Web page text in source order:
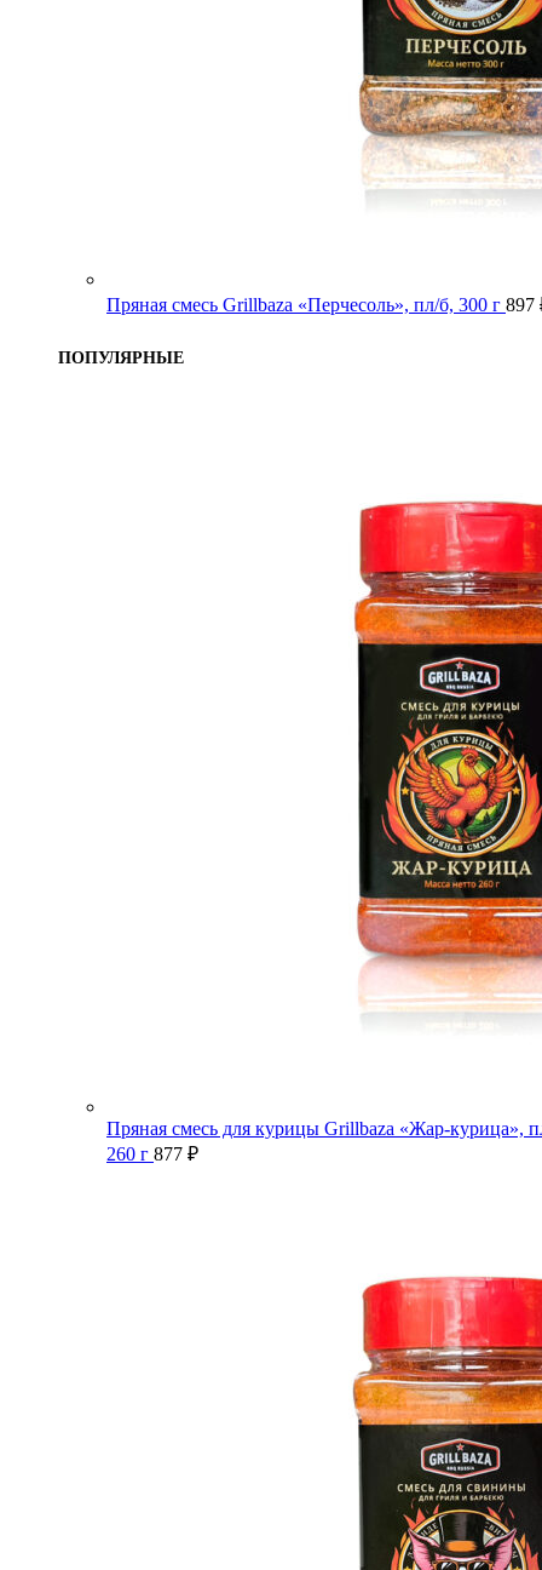
Пряная смесь Grillbaza «Перчесоль», пл/б, 300 г 897
ПОПУЛЯРНЫЕ
Пряная смесь для курицы Grillbaza «Жар-курица»,
260 г 877 ₽